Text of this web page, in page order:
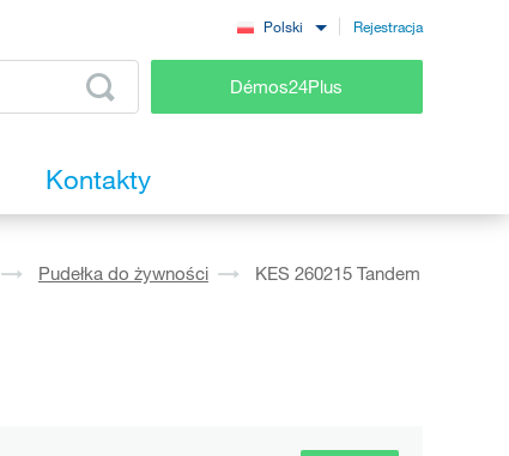
Polski Rejestracja
Démos24Plus
Kontakty
Pudełka do żywności
KES 260215 Tandem